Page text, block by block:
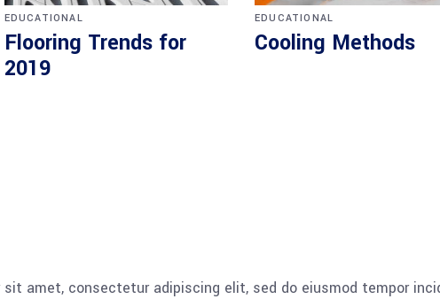
EDUCATIONAL
Flooring Trends for
2019
EDUCATIONAL
Cooling Methods
sit amet, consectetur adipiscing elit, sed do eiusmod tempor